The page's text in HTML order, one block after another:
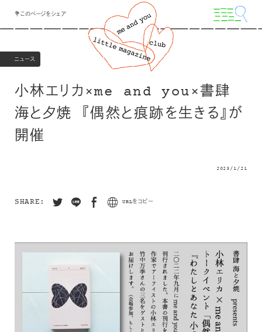
💐このページをシェア
ニュース
小林エリカ×me and you×書肆
海と夕焼 『偶然と痕跡を生きる』が
開催
2023/1/21
SHARE: URLをコピー